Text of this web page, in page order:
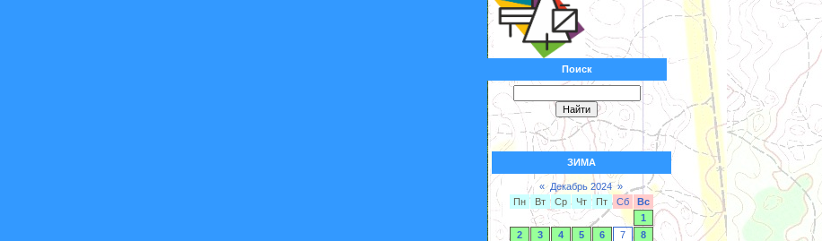
Поиск
ЗИМА
« Декабрь 2024 »
Пн
Вт Ср Чт Пт Сб
Вс
1
2
3 4 5 6 7
8